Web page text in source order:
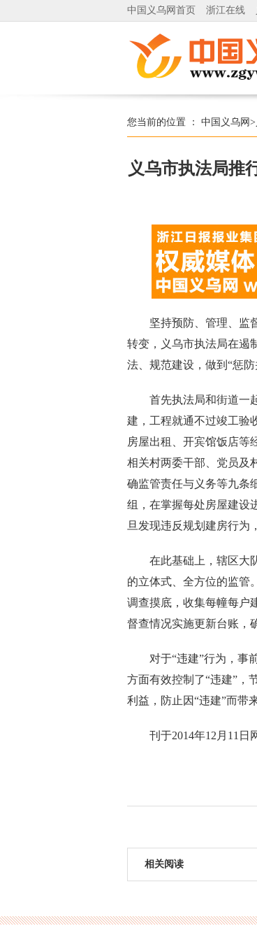
中国义乌网首页 浙江在线
您当前的位置 ： 中国义乌网 >
义乌市执法局推
坚持预防、管理、监督
转变，义乌市执法局在遏
法、规范建设，做到“惩防
首先执法局和街道一起
建，工程就通不过竣工验
房屋出租、开宾馆饭店等
相关村两委干部、党员及
确监管责任与义务等九条
组，在掌握每处房屋建设
旦发现违反规划建房行为
在此基础上，辖区大队
的立体式、全方位的监管
调查摸底，收集每幢每户
督查情况实施更新台账，
对于“违建”行为，事前
方面有效控制了“违建”，
利益，防止因“违建”而带
刊于2014年12月11日
相关阅读